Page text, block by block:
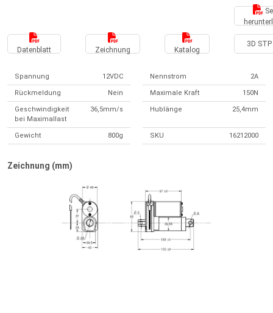
Datenblatt Zeichnung Katalog
3D STP
Spannung 12VDC Nennstrom 2A
Rückmeldung Nein Maximale Kraft 150N
Geschwindigkeit
bei Maximallast
36,5mm/s Hublänge 25,4mm
Gewicht 800g SKU 16212000
Zeichnung (mm)